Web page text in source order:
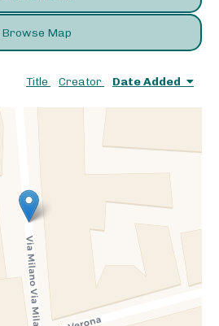
Browse Map
Title Creator Date Added